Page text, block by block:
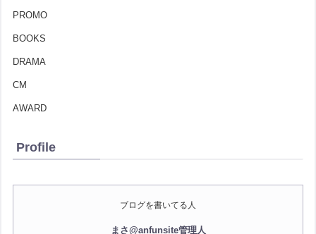
PROMO
BOOKS
DRAMA
CM
AWARD
Profile
ブログを書いてる人
まさ@anfunsite管理人